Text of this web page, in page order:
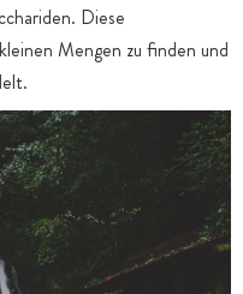
Diese
Mengen zu finden und